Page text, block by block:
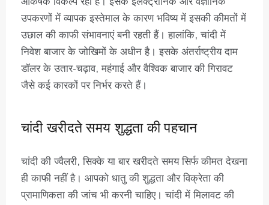
उपकरणों में व्यापक इस्तेमाल के कारण भविष्य में इसकी कीमतों में
उछाल की काफी संभावनाएं बनी रहती हैं। हालांकि, चांदी में
निवेश बाजार के जोखिमों के अधीन है। इसके अंतर्राष्ट्रीय दाम
डॉलर के उतार-चढ़ाव, महंगाई और वैश्विक बाजार की गिरावट
जैसे कई कारकों पर निर्भर करते हैं।
चांदी खरीदते समय शुद्धता की पहचान
चांदी की ज्वैलरी, सिक्के या बार खरीदते समय सिर्फ कीमत देखना
ही काफी नहीं है। आपको धातु की शुद्धता और विक्रेता की
प्रामाणिकता की जांच भी करनी चाहिए। चांदी में मिलावट की